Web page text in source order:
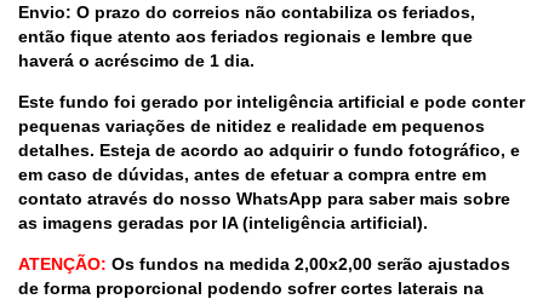
Envio: O prazo do correios não contabiliza os feriados,
então fique atento aos feriados regionais e lembre que
haverá o acréscimo de 1 dia.
Este fundo foi gerado por inteligência artificial e pode conter
pequenas variações de nitidez e realidade em pequenos
detalhes. Esteja de acordo ao adquirir o fundo fotográfico, e
em caso de dúvidas, antes de efetuar a compra entre em
contato através do nosso WhatsApp para saber mais sobre
as imagens geradas por IA (inteligência artificial).
ATENÇÃO: Os fundos na medida 2,00x2,00 serão ajustados
de forma proporcional podendo sofrer cortes laterais na